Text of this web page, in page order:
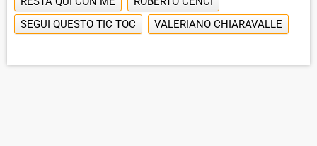
SEGUI QUESTO TIC TOC
VALERIANO CHIARAVALLE